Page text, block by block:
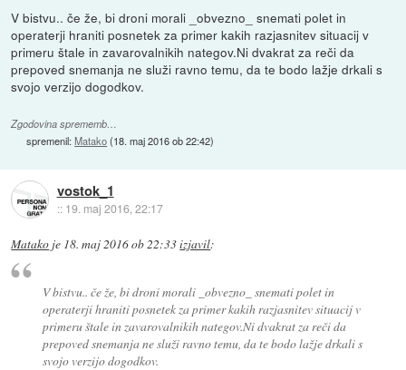
V bistvu.. če že, bi droni morali _obvezno_ snemati polet in
operaterji hraniti posnetek za primer kakih razjasnitev situacij v
primeru štale in zavarovalnikih nategov.Ni dvakrat za reči da
prepoved snemanja ne služi ravno temu, da te bodo lažje drkali s
svojo verzijo dogodkov.
Zgodovina sprememb…
spremenil:Matako(18. maj 2016 ob 22:42)
vostok_1
:: 19. maj 2016, 22:17
Matako je 18. maj 2016 ob 22:33izjavil:
V bistvu.. če že, bi droni morali _obvezno_ snemati polet in
operaterji hraniti posnetek za primer kakih razjasnitev situacij v
primeru štale in zavarovalnikih nategov.Ni dvakrat za reči da
prepoved snemanja ne služi ravno temu, da te bodo lažje drkali s
svojo verzijo dogodkov.